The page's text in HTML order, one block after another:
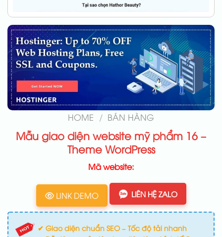
HOME / BÁN HÀNG
Mẫu giao diện website mỹ phẩm 16 –
Theme WordPress
Mã website:
LINK DEMO LIÊN HỆ ZALO
✔ Giao diện chuẩn SEO – Tốc độ tải nhanh